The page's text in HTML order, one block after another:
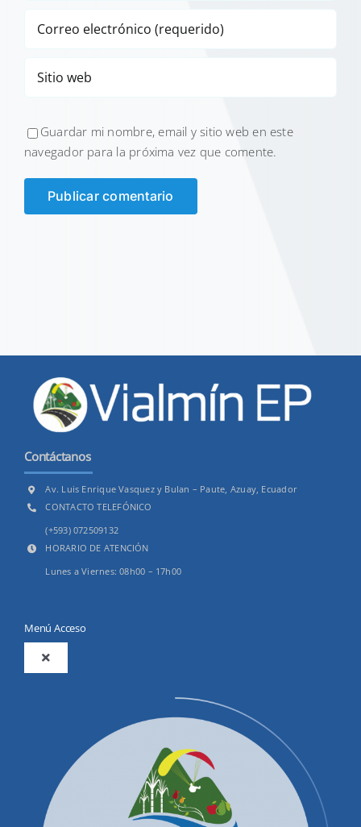
Guardar mi nombre, email y sitio web en este
navegador para la próxima vez que comente.
Contáctanos
Av. Luis Enrique Vasquez y Bulan – Paute, Azuay, Ecuador
CONTACTO TELEFÓNICO
(+593) 072509132
HORARIO DE ATENCIÓN
Lunes a Viernes: 08h00 – 17h00
Menú Acceso
Toggle
Productos y Servicios
Convocatorias Precalificación